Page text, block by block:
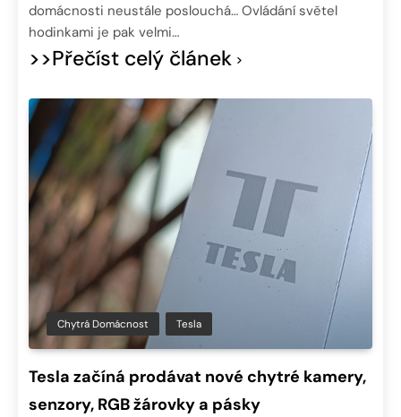
domácnosti neustále poslouchá… Ovládání světel
hodinkami je pak velmi…
>>Přečíst celý článek
Chytrá Domácnost Tesla
Tesla začíná prodávat nové chytré kamery,
senzory, RGB žárovky a pásky